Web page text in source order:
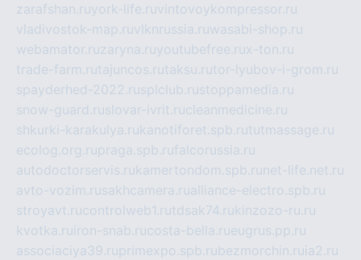
zarafshan.ruyork-life.ruvintovoykompressor.ru
vladivostok-map.ruvlknrussia.ruwasabi-shop.ru
webamator.ruzaryna.ruyoutubefree.rux-ton.ru
trade-farm.rutajuncos.rutaksu.rutor-lyubov-i-grom.ru
spayderhed-2022.rusplclub.rustoppamedia.ru
snow-guard.ruslovar-ivrit.rucleanmedicine.ru
shkurki-karakulya.rukanotiforet.spb.rututmassage.ru
ecolog.org.rupraga.spb.rufalcorussia.ru
autodoctorservis.rukamertondom.spb.ru net-life.net.ru
avto-vozim.rusakhcamera.rualliance-electro.spb.ru
stroyavt.rucontrolweb1.rutdsak74.rukinzozo-ru.ru
kvotka.ru iron-snab.rucosta-bella.rueugrus.pp.ru
associaciya39.ruprimexpo.spb.rubezmorchin.ru ia2.ru